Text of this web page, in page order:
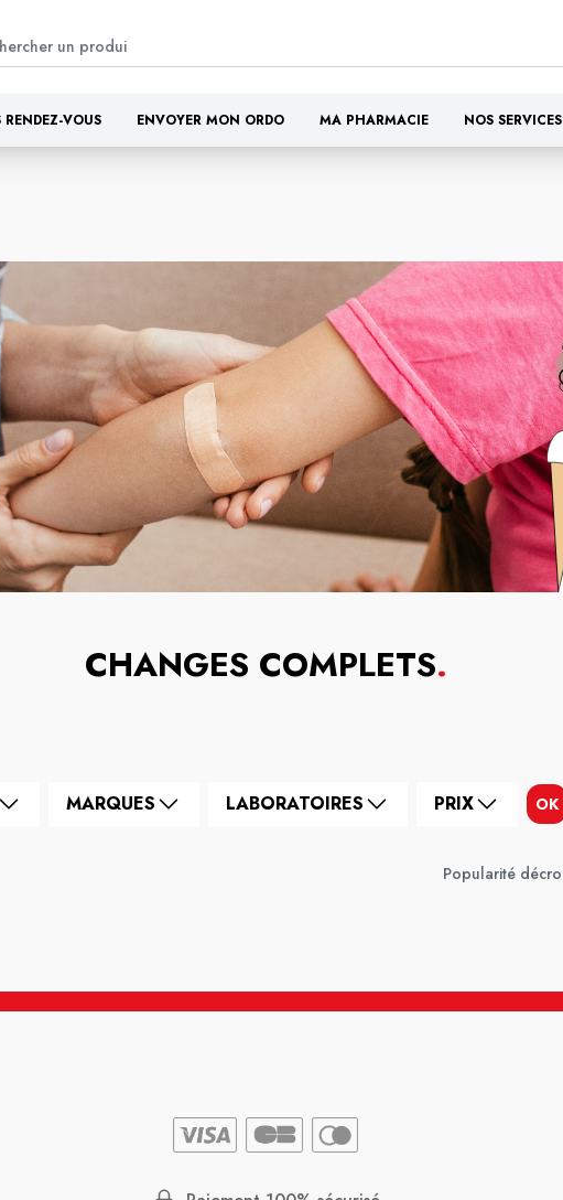
RENDEZ-VOUS ENVOYER MON ORDO MA PHARMACIE NOS SERVICES
CHANGES COMPLETS.
MARQUES LABORATOIRES PRIX OK